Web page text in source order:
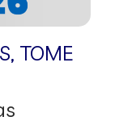
, TOME